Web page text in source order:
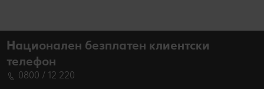
Национален безплатен клиентски
телефон
0800 / 12 220